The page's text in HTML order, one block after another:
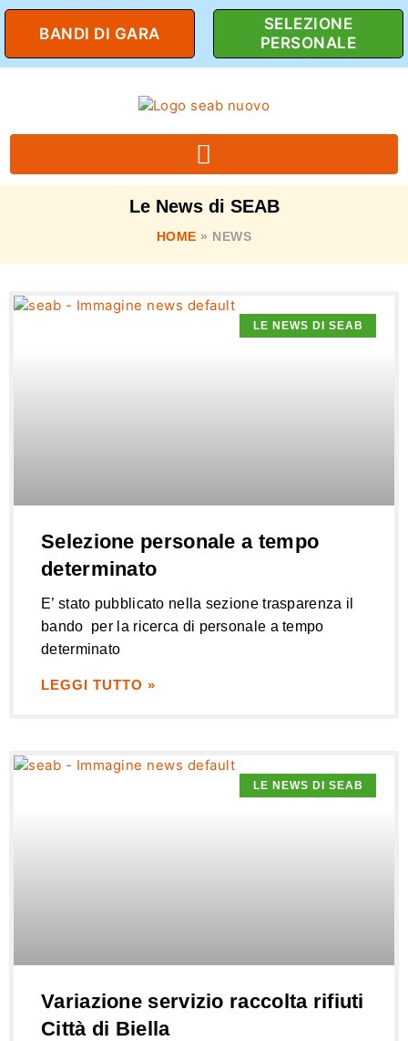
BANDI DI GARA
SELEZIONE
PERSONALE
Le News di SEAB
HOME » NEWS
LE NEWS DI SEAB
Selezione personale a tempo
determinato
E’ stato pubblicato nella sezione trasparenza il
bando per la ricerca di personale a tempo
determinato
LEGGI TUTTO »
LE NEWS DI SEAB
Variazione servizio raccolta rifiuti
Città di Biella